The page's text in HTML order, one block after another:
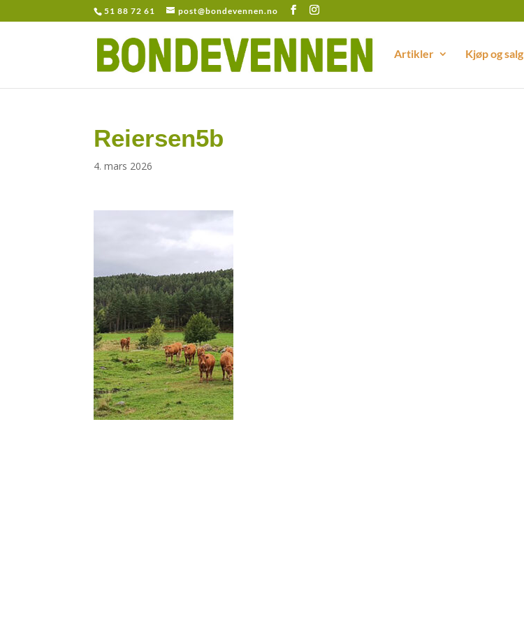
51 88 72 61 post@bondevennen.no
Artikler Kjøp og salg
Reiersen5b
4. mars 2026